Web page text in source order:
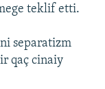
teklif etti.
separatizm
qaç cinaiy